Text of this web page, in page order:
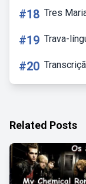
#18 Tres
#19 Trava-
#20
Related Posts